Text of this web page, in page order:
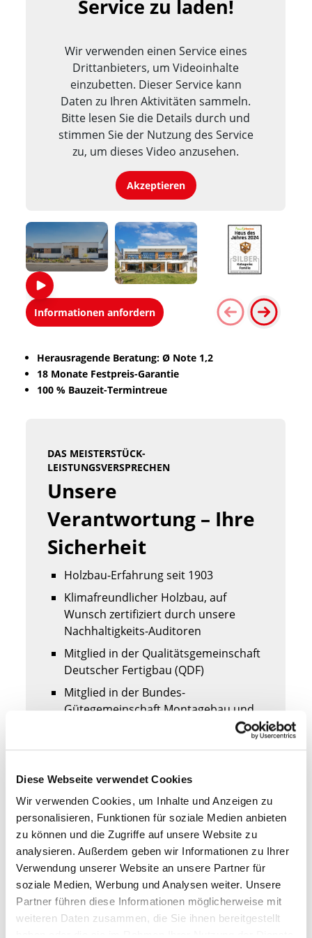
Diese Webseite verwendet Cookies
Wir verwenden Cookies, um Inhalte und Anzeigen zu
personalisieren, Funktionen für soziale Medien anbieten
zu können und die Zugriffe auf unsere Website zu
analysieren. Außerdem geben wir Informationen zu Ihrer
Verwendung unserer Website an unsere Partner für
soziale Medien, Werbung und Analysen weiter. Unsere
Partner führen diese Informationen möglicherweise mit
weiteren Daten zusammen, die Sie ihnen bereitgestellt
Hobbyraum und dem Haustechnikraum
sowie drei weitere Kinderzimmer - jeweils mit
eigenem Zutritt zur Terrasse - das Raumkonzept
für die ganze Familie.
Bei der Wahl zum"Family Home | Haus des
Jahres 2024"erhielt dieser Entwurf in der
Service zu laden!
Wir verwenden einen Service eines
Drittanbieters, um Videoinhalte
einzubetten. Dieser Service kann
Daten zu Ihren Aktivitäten sammeln.
Bitte lesen Sie die Details durch und
stimmen Sie der Nutzung des Service
zu, um dieses Video anzusehen.
Akzeptieren
Informationen anfordern
Herausragende Beratung: Ø Note 1,2
18 Monate Festpreis-Garantie
100 % Bauzeit-Termintreue
Unsere
Verantwortung – Ihre
Sicherheit
DAS MEISTERSTÜCK-
LEISTUNGSVERSPRECHEN
Holzbau-Erfahrung seit 1903
Klimafreundlicher Holzbau, auf
Wunsch zertifiziert durch unsere
Nachhaltigkeits-Auditoren
Mitglied in der Qualitätsgemeinschaft
Deutscher Fertigbau (QDF)
Mitglied in der Bundes-
Gütegemeinschaft Montagebau und
30 Jahre Gewährleistungauf die
Ökologisch vorbildliche und trockene
Baustoffe
CNC-gesteuerte Präzisionsfertigung
Detaillierte Baubeschreibung
18 Monate Festpreisgarantie
Vertraglich fixierte
Fertigstellungsdauer ab
Auftragsklarheit